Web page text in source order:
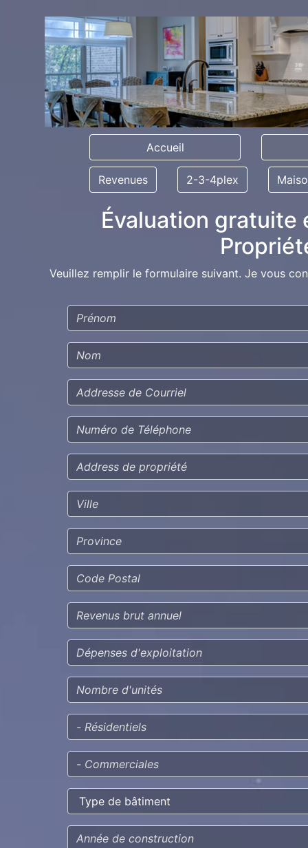
Accueil
Revenues 2-3-4plex
Évaluation gratuite
Veuillez remplir le formulaire suivant. Je vous